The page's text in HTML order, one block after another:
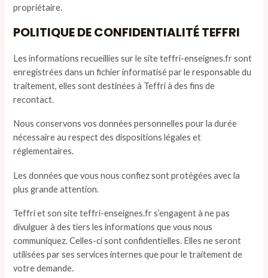
propriétaire.
POLITIQUE DE CONFIDENTIALITÉ TEFFRI
Les informations recueillies sur le site teffri-enseignes.fr sont
enregistrées dans un fichier informatisé par le responsable du
traitement, elles sont destinées à Teffri à des fins de
recontact.
Nous conservons vos données personnelles pour la durée
nécessaire au respect des dispositions légales et
réglementaires.
Les données que vous nous confiez sont protégées avec la
plus grande attention.
Teffri et son site teffri-enseignes.fr s’engagent à ne pas
divulguer à des tiers les informations que vous nous
communiquez. Celles-ci sont confidentielles. Elles ne seront
utilisées par ses services internes que pour le traitement de
votre demande.